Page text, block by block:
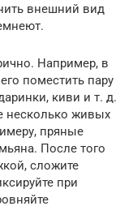
внешний вид
Например, в
поместить пару
киви и т. д.
несколько живых
пряные
После того
сложите
при